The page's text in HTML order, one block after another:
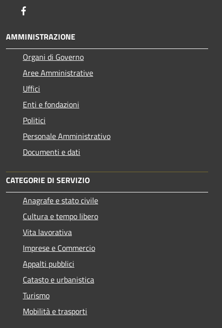
AMMINISTRAZIONE
Organi di Governo
Aree Amministrative
Uffici
Enti e fondazioni
Politici
Personale Amministrativo
Documenti e dati
CATEGORIE DI SERVIZIO
Anagrafe e stato civile
Cultura e tempo libero
Vita lavorativa
Imprese e Commercio
Appalti pubblici
Catasto e urbanistica
Turismo
Mobilità e trasporti